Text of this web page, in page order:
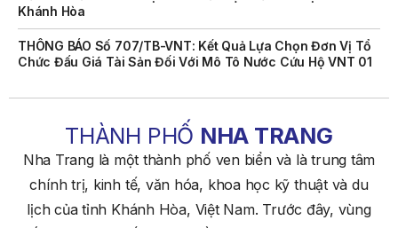
THÔNG BÁO Số 707/TB-VNT: Kết Quả Lựa Chọn Đơn Vị Tổ
Chức Đấu Giá Tài Sản Đối Với Mô Tô Nước Cứu Hộ VNT 01
Biển Số KH-0834
THÔNG BÁO Số 659/TB-VNT Năm 2026 V/v Đính Chính
Thông Báo Số 641/TB-VNT Ngày 18/05/2026 Của Ban
Quản Lý Vịnh Nha Trang Về Việc Lựa Chọn Tổ Chức Đấu
Giá Tài Sản
THÀNH PHỐ NHA TRANG
Nha Trang là một thành phố ven biển và là trung tâm
chính trị, kinh tế, văn hóa, khoa học kỹ thuật và du
lịch của tỉnh Khánh Hòa, Việt Nam. Trước đây, vùng